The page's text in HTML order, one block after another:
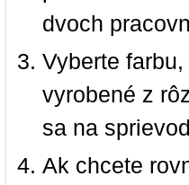
dvoch
Vyberte
vyrobené z
sa na
Ak chcete